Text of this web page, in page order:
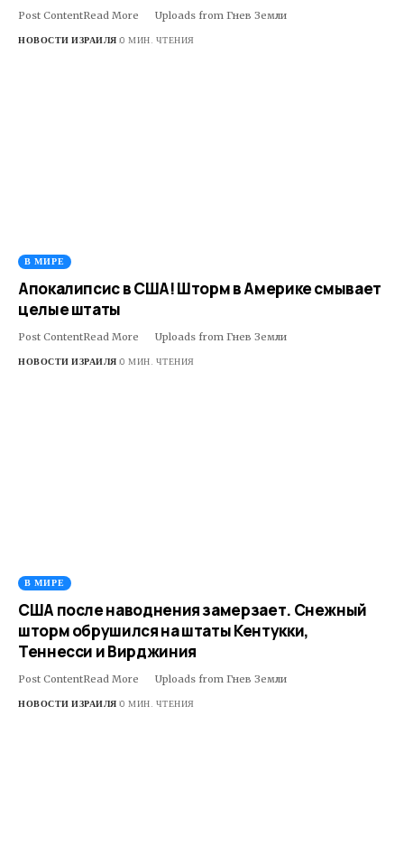
Post ContentRead More ​ ​ ​Uploads from Гнев Земли
НОВОСТИ ИЗРАИЛЯ 0 МИН. ЧТЕНИЯ
В МИРЕ
Апокалипсис в США! Шторм в Америке смывает
целые штаты
Post ContentRead More ​ ​ ​Uploads from Гнев Земли
НОВОСТИ ИЗРАИЛЯ 0 МИН. ЧТЕНИЯ
В МИРЕ
США после наводнения замерзает. Снежный
шторм обрушился на штаты Кентукки,
Теннесси и Вирджиния
Post ContentRead More ​ ​ ​Uploads from Гнев Земли
НОВОСТИ ИЗРАИЛЯ 0 МИН. ЧТЕНИЯ